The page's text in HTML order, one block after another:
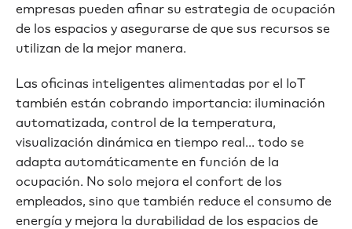
empresas pueden afinar su estrategia de ocupación
de los espacios y asegurarse de que sus recursos se
utilizan de la mejor manera.
Las oficinas inteligentes alimentadas por el IoT
también están cobrando importancia: iluminación
automatizada, control de la temperatura,
visualización dinámica en tiempo real... todo se
adapta automáticamente en función de la
ocupación. No solo mejora el confort de los
empleados, sino que también reduce el consumo de
energía y mejora la durabilidad de los espacios de